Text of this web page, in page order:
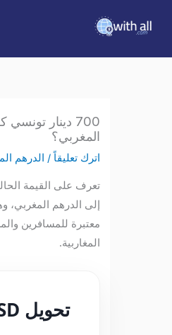
700 دينار تونسي كم
المغربي؟
اترك تعليقاً /الدرهم
إلى الدرهم المغربي، وهو
معتبرة للمسافرين
المغاربية.
تحويل USD إلى MAD